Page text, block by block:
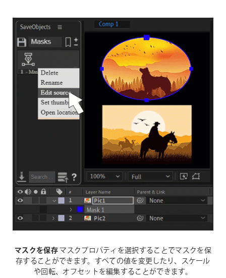
マスクを保存マスクプロパティを選択することでマスクを保
存することができます。すべての値を変更したり、スケール
や回転、オフセットを編集することができます。